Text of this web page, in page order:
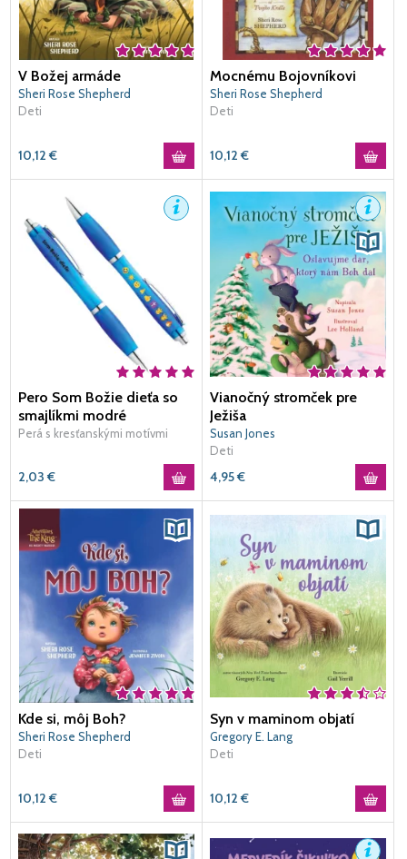
V Božej armáde
Sheri Rose Shepherd
Deti
10,12 €
Mocnému Bojovníkovi
Sheri Rose Shepherd
Deti
10,12 €
Pero Som Božie dieťa so
smajlíkmi modré
Perá s kresťanskými motívmi
2,03 €
Vianočný stromček pre
Ježiša
Susan Jones
Deti
4,95€
Kde si, môj Boh?
Sheri Rose Shepherd
Deti
10,12 €
Syn v maminom objatí
Gregory E. Lang
Deti
10,12 €